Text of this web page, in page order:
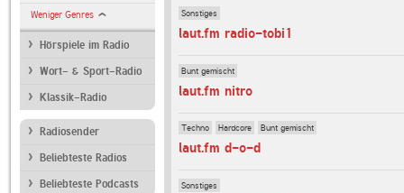
Weniger Genres
Hörspiele im Radio
Wort- & Sport-Radio
Klassik-Radio
Radiosender
Beliebteste Radios
Beliebteste Podcasts
Sonstiges
laut.fm radio-tobi1
Bunt gemischt
laut.fm nitro
Techno Hardcore Bunt gemischt
laut.fm d-o-d
Sonstiges